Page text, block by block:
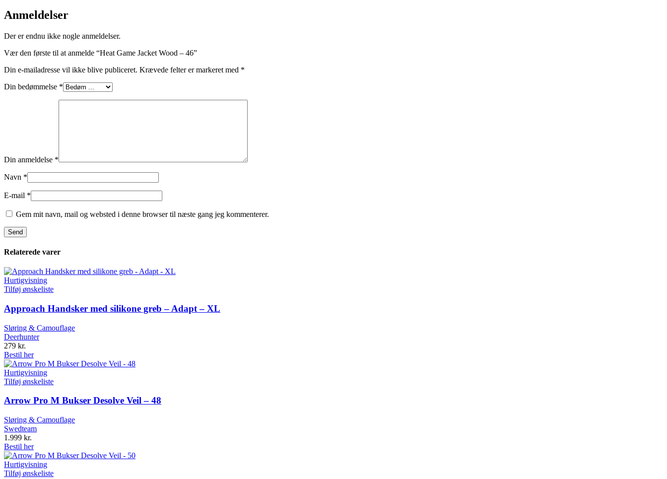
Anmeldelser
Der er endnu ikke nogle anmeldelser.
Vær den første til at anmelde “Heat Game Jacket Wood – 46”
Din e-mailadresse vil ikke blive publiceret. Krævede felter er markeret med *
Din bedømmelse *
Din anmeldelse *
Navn *
E-mail *
Gem mit navn, mail og websted i denne browser til næste gang jeg kommenterer.
Relaterede varer
Hurtigvisning
Tilføj ønskeliste
Approach Handsker med silikone greb – Adapt – XL
Sløring & Camouflage
Deerhunter
279 kr.
Bestil her
Hurtigvisning
Tilføj ønskeliste
Arrow Pro M Bukser Desolve Veil – 48
Sløring & Camouflage
Swedteam
1.999 kr.
Bestil her
Hurtigvisning
Tilføj ønskeliste